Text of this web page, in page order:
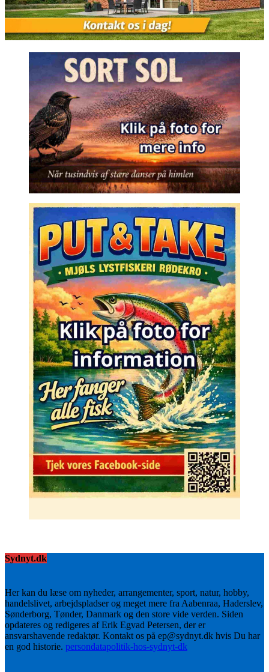
Sydnyt.dk
Her kan du læse om nyheder, arrangementer, sport, natur, hobby,
handelslivet, arbejdspladser og meget mere fra Aabenraa, Haderslev,
Sønderborg, Tønder, Danmark og den store vide verden. Siden
opdateres og redigeres af Erik Egvad Petersen, der er
ansvarshavende redaktør. Kontakt os på ep@sydnyt.dk hvis Du har
en god historie. persondatapolitik-hos-sydnyt-dk